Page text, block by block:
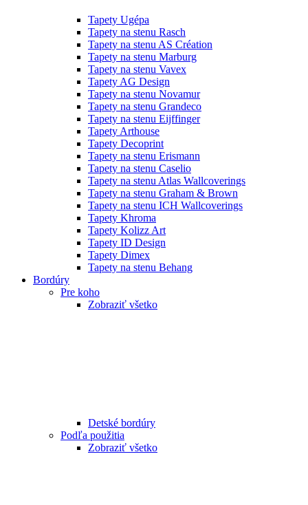
Tapety Ugépa
Tapety na stenu Rasch
Tapety na stenu AS Création
Tapety na stenu Marburg
Tapety na stenu Vavex
Tapety AG Design
Tapety na stenu Novamur
Tapety na stenu Grandeco
Tapety na stenu Eijffinger
Tapety Arthouse
Tapety Decoprint
Tapety na stenu Erismann
Tapety na stenu Caselio
Tapety na stenu Atlas Wallcoverings
Tapety na stenu Graham & Brown
Tapety na stenu ICH Wallcoverings
Tapety Khroma
Tapety Kolizz Art
Tapety ID Design
Tapety Dimex
Tapety na stenu Behang
Bordúry
Pre koho
Zobraziť všetko
Detské bordúry
Podľa použitia
Zobraziť všetko